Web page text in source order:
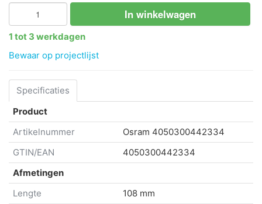
In winkelwagen
1 tot 3 werkdagen
Bewaar op projectlijst
Specificaties
Product
Artikelnummer
Osram 4050300442334
GTIN/EAN
4050300442334
Afmetingen
Lengte
108 mm